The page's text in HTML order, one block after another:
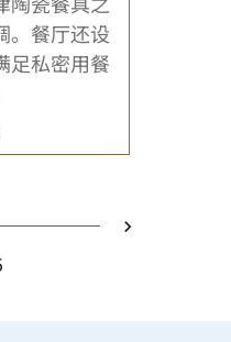
。餐厅还设
足私密用餐
3 4 下一页